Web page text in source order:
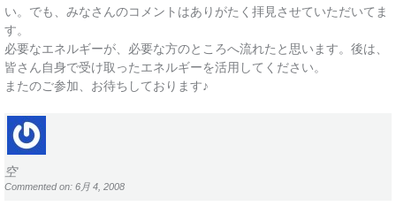
い。でも、みなさんのコメントはありがたく拝見させていただいてま
す。
必要なエネルギーが、必要な方のところへ流れたと思います。後は、
皆さん自身で受け取ったエネルギーを活用してください。
またのご参加、お待ちしております♪
空
Commented on: 6月 4, 2008